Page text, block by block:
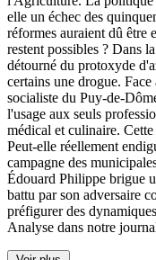
elle un échec des
réformes auraient dû être
restent possibles ? Dans
détourné du protoxyde
certains une drogue.
socialiste du Puy-de-
l'usage aux seuls
médical et culinaire.
Peut-elle réellement
campagne des
Édouard Philippe brigue
battu par son adversaire
préfigurer des
Analyse dans notre